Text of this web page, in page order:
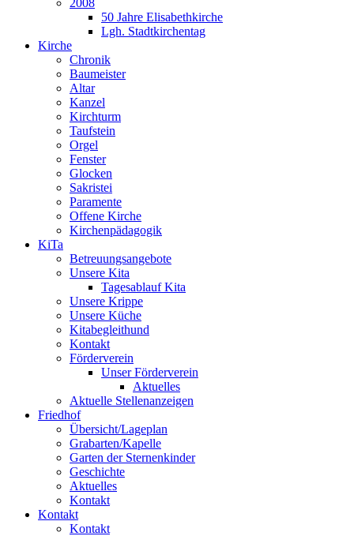
50 Jahre Elisabethkirche
Lgh. Stadtkirchentag
Kirche
Chronik
Baumeister
Altar
Kanzel
Kirchturm
Taufstein
Orgel
Fenster
Glocken
Sakristei
Paramente
Offene Kirche
Kirchenpädagogik
KiTa
Betreuungsangebote
Unsere Kita
Tagesablauf Kita
Unsere Krippe
Unsere Küche
Kitabegleithund
Kontakt
Förderverein
Unser Förderverein
Aktuelles
Aktuelle Stellenanzeigen
Friedhof
Übersicht/Lageplan
Grabarten/Kapelle
Garten der Sternenkinder
Geschichte
Aktuelles
Kontakt
Kontakt
Kontakt